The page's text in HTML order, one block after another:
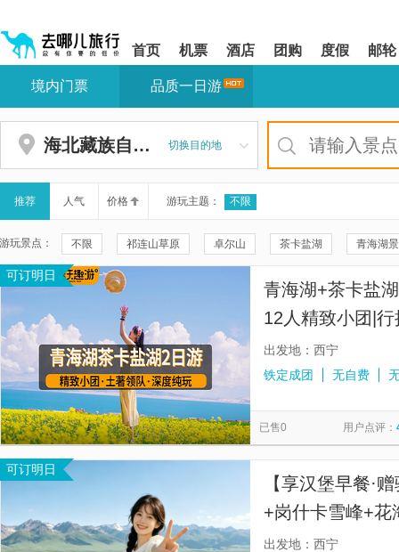
shift+enter
网
导
盲
导
模
式
您
站
区,
本
有
6
个
块,
按
下
Tab
键
浏
览
信
息
首页 机票 酒店 团购 度假 邮轮
您
站
区
境内门票 品质一日游
海北藏族自治州 切换目的地
推荐 人气 价格 游玩主题： 不限
游玩景点： 不限 祁连山草原 卓尔山 茶卡盐湖 青海湖
日月山
张掖七彩丹霞旅游景区 张掖丹霞国家地质公园
金银滩原子城景区 青海湖环湖西路
雕塑大地之子 嘉峪关关城 塔尔寺 祁连山大草原
生命树取景点(柯鲁柯镇) 东台吉乃尔湖
康乐草原 拉脊山 茶卡盐湖-茶卡天空壹号景区 青
青海门源万亩花海 中国原子城爆轰实验场
可订明日
青海湖+茶卡盐
12人精致小团|
接送|真纯玩无购
出发地：西宁
铁定成团
无自费
已售0 用户点评：
可订明日
【享汉堡早餐·
+岗什卡雪峰+花
草原风情，免费
出发地：西宁